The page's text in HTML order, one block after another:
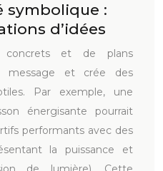
symbolique :
d’idées
concrets et de plans
message et crée des
Par exemple, une
énergisante pourrait
performants avec des
la puissance et